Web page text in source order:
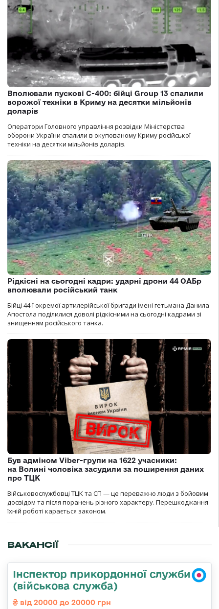
Вполювали пускові С-400: бійці Group 13 спалили
ворожої техніки в Криму на десятки мільйонів
доларів
Оператори Головного управління розвідки Міністерства
оборони України спалили в окупованому Криму російської
техніки на десятки мільйонів доларів.
Рідкісні на сьогодні кадри: ударні дрони 44 ОАБр
вполювали російський танк
Бійці 44-ї окремої артилерійської бригади імені гетьмана Данила
Апостола поділилися доволі рідкісними на сьогодні кадрами зі
знищенням російського танка.
Був адміном Viber-групи на 1622 учасники:
на Волині чоловіка засудили за поширення даних
про ТЦК
Військовослужбовці ТЦК та СП — це переважно люди з бойовим
досвідом та після поранень різного характеру. Перешкоджання
їхній роботі карається законом.
ВАКАНСІЇ
Інспектор прикордонної служби
(військова служба)
від 20000 до 20000 грн